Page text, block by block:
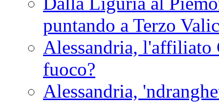
puntando a Terzo
Alessandria, l'affiliato
fuoco?
Alessandria,